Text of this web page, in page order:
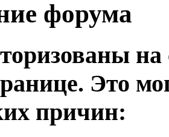
форума
на
Это
причин: